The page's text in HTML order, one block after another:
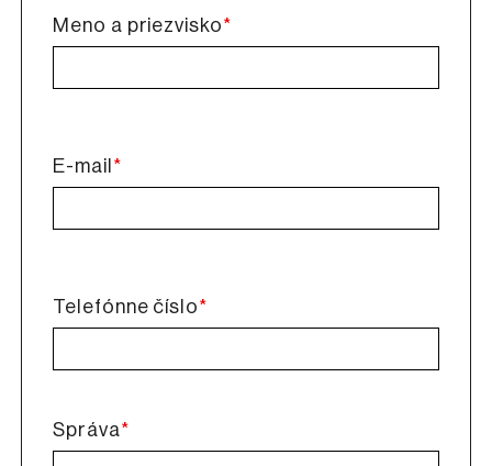
Meno a priezvisko*
E-mail *
Telefónne číslo*
Správa*